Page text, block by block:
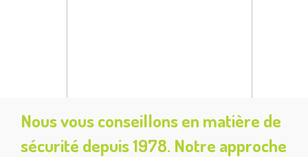
Nous vous conseillons en matière de
sécurité depuis 1978. Notre approche